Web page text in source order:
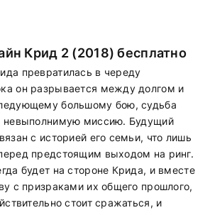
Крид 2 (2018) бесплатно
превратилась в череду
он разрывается между долгом и
большому бою, судьба
невыполнимую миссию. Будущий
с историей его семьи, что лишь
предстоящим выходом на ринг.
будет на стороне Крида, и вместе
с призраками их общего прошлого,
стоит сражаться, и